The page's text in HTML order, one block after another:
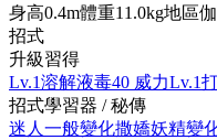
身高0.4m體重11.0kg地區
招式
升級習得
Lv.1溶解液毒40 威力Lv.1
招式學習器 / 秘傳
迷人 一般變化撒嬌妖精變